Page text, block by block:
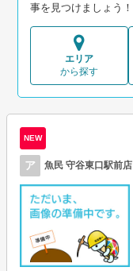
事を見つけましょう！
エリア
から探す
NEW
ア 魚民 守谷東口駅前店